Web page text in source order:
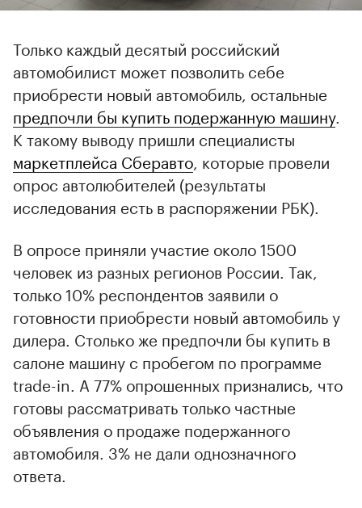
Только каждый десятый российский
автомобилист может позволить себе
приобрести новый автомобиль, остальные
предпочли бы купить подержанную машину.
К такому выводу пришли специалисты
маркетплейса Сберавто , которые провели
опрос автолюбителей (результаты
исследования есть в распоряжении РБК).
В опросе приняли участие около 1500
человек из разных регионов России. Так,
только 10% респондентов заявили о
готовности приобрести новый автомобиль у
дилера. Столько же предпочли бы купить в
салоне машину с пробегом по программе
trade-in. А 77% опрошенных признались, что
готовы рассматривать только частные
объявления о продаже подержанного
автомобиля. 3% не дали однозначного
ответа.